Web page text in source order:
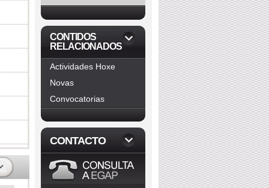
CONTIDOS
RELACIONADOS
Actividades Hoxe
Novas
Convocatorias
CONTACTO